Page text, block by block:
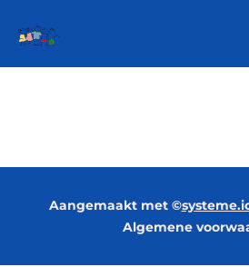
Aangemaakt met ©
Algemene